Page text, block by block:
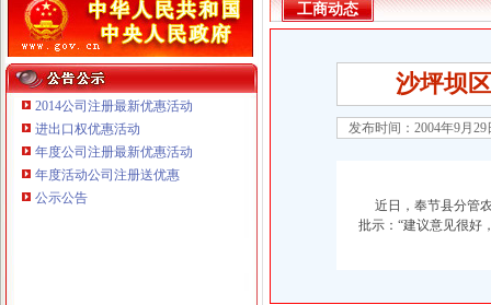
本站导航
2014公司注册最新优惠活动
进出口权优惠活动
年度公司注册最新优惠活动
年度活动公司注册送优惠
公示公告
重庆鸽牌电线电缆有限公司 渝北10010万 (进出口权)
重庆傲志众达投资咨询有限责任公司 渝九1000万 （增资）
工商动态
沙坪坝
发布时间：2004年9月
近日，奉节县分管
批示：“建议意见很好